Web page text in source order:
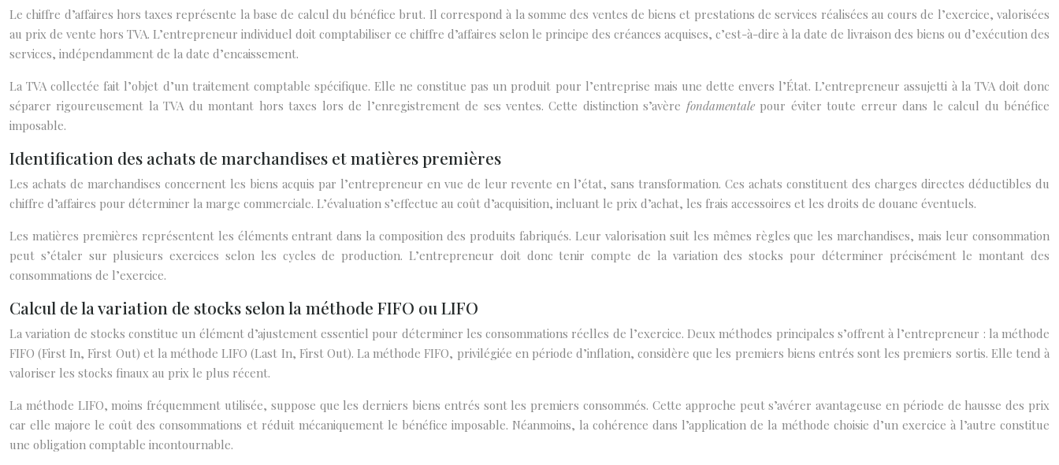
Le chiffre d’affaires hors taxes représente la base de calcul du bénéfice brut. Il correspond à la somme des ventes de biens et prestations de services réalisées au cours de l’exercice, valorisées
au prix de vente hors TVA. L’entrepreneur individuel doit comptabiliser ce chiffre d’affaires selon le principe des créances acquises, c’est-à-dire à la date de livraison des biens ou d’exécution des
services, indépendamment de la date d’encaissement.
La TVA collectée fait l’objet d’un traitement comptable spécifique. Elle ne constitue pas un produit pour l’entreprise mais une dette envers l’État. L’entrepreneur assujetti à la TVA doit donc
séparer rigoureusement la TVA du montant hors taxes lors de l’enregistrement de ses ventes. Cette distinction s’avère fondamentale pour éviter toute erreur dans le calcul du bénéfice
imposable.
Identification des achats de marchandises et matières premières
Les achats de marchandises concernent les biens acquis par l’entrepreneur en vue de leur revente en l’état, sans transformation. Ces achats constituent des charges directes déductibles du
chiffre d’affaires pour déterminer la marge commerciale. L’évaluation s’effectue au coût d’acquisition, incluant le prix d’achat, les frais accessoires et les droits de douane éventuels.
Les matières premières représentent les éléments entrant dans la composition des produits fabriqués. Leur valorisation suit les mêmes règles que les marchandises, mais leur consommation
peut s’étaler sur plusieurs exercices selon les cycles de production. L’entrepreneur doit donc tenir compte de la variation des stocks pour déterminer précisément le montant des
consommations de l’exercice.
Calcul de la variation de stocks selon la méthode FIFO ou LIFO
La variation de stocks constitue un élément d’ajustement essentiel pour déterminer les consommations réelles de l’exercice. Deux méthodes principales s’offrent à l’entrepreneur : la méthode
FIFO (First In, First Out) et la méthode LIFO (Last In, First Out). La méthode FIFO, privilégiée en période d’inflation, considère que les premiers biens entrés sont les premiers sortis. Elle tend à
valoriser les stocks finaux au prix le plus récent.
La méthode LIFO, moins fréquemment utilisée, suppose que les derniers biens entrés sont les premiers consommés. Cette approche peut s’avérer avantageuse en période de hausse des prix
car elle majore le coût des consommations et réduit mécaniquement le bénéfice imposable. Néanmoins, la cohérence dans l’application de la méthode choisie d’un exercice à l’autre constitue
une obligation comptable incontournable.